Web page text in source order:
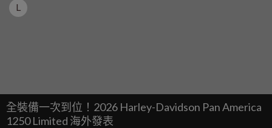
L
全裝備一次到位！2026 Harley-Davidson Pan America
1250 Limited 海外發表